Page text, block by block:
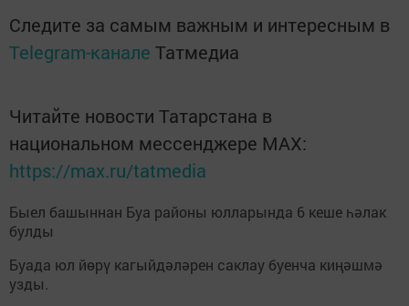
Следите за самым важным и интересным в
Telegram-канале Татмедиа
Читайте новости Татарстана в
национальном мессенджере MАХ:
https://max.ru/tatmedia
Быел башыннан Буа районы юлларында 6 кеше һәлак
булды
Буада юл йөрү кагыйдәләрен саклау буенча киңәшмә
узды.